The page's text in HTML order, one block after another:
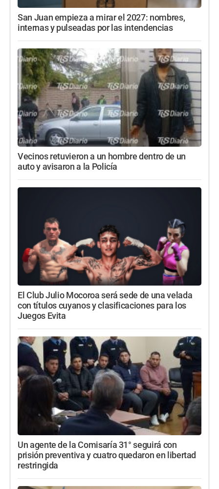
San Juan empieza a mirar el 2027: nombres,
internas y pulseadas por las intendencias
Vecinos retuvieron a un hombre dentro de un
auto y avisaron a la Policía
El Club Julio Mocoroa será sede de una velada
con títulos cuyanos y clasificaciones para los
Juegos Evita
Un agente de la Comisaría 31° seguirá con
prisión preventiva y cuatro quedaron en libertad
restringida